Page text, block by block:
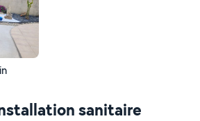
sanitaire